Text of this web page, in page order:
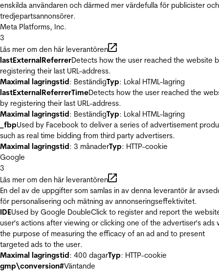
enskilda användaren och därmed mer värdefulla för publicister och
tredjepartsannonsörer.
Meta Platforms, Inc.
3
Läs mer om den här leverantören
lastExternalReferrerDetects how the user reached the website
registering their last URL-address.
Maximal lagringstid: BeständigTyp: Lokal HTML-lagring
lastExternalReferrerTimeDetects how the user reached the
by registering their last URL-address.
Maximal lagringstid: BeständigTyp: Lokal HTML-lagring
_fbpUsed by Facebook to deliver a series of advertisement
such as real time bidding from third party advertisers.
Maximal lagringstid: 3 månaderTyp: HTTP-cookie
Google
3
Läs mer om den här leverantören
En del av de uppgifter som samlas in av denna leverantör är
för personalisering och mätning av annonseringseffektivitet.
IDEUsed by Google DoubleClick to register and report the
user's actions after viewing or clicking one of the advertiser's ads
the purpose of measuring the efficacy of an ad and to present
targeted ads to the user.
Maximal lagringstid: 400 dagarTyp: HTTP-cookie
gmp\conversion#Väntande